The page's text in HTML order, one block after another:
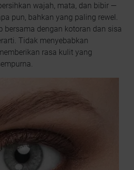
wajah, mata, dan bibir —
pun, bahkan yang paling rewel.
bersama dengan kotoran dan sisa
Tidak menyebabkan
rasa kulit yang